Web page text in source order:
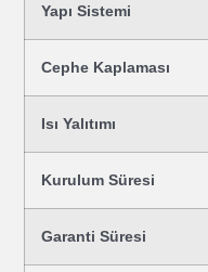
Yapı Sistemi
Cephe Kaplaması
Isı Yalıtımı
Kurulum Süresi
Garanti Süresi